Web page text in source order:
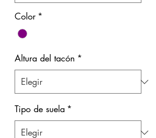
Color *
Altura del tacón *
Tipo de suela *